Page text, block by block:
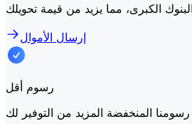
إرسال الأموال
رسوم أقل